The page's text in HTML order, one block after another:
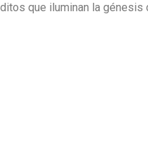
que iluminan la génesis